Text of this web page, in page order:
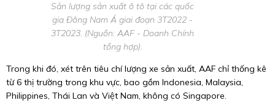
Sản lượng sản xuất ô tô tại các quốc
gia Đông Nam Á giai đoạn 3T2022 -
3T2023. (Nguồn: AAF - Doanh Chính
tổng hợp).
Trong khi đó, xét trên tiêu chí lượng xe sản xuất, AAF chỉ thống kê
từ 6 thị trường trong khu vực, bao gồm Indonesia, Malaysia,
Philippines, Thái Lan và Việt Nam, không có Singapore.